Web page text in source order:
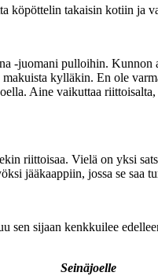
takaisin kotiin ja
-juomani pulloihin. Kunnon
kylläkin. En ole
Aine vaikuttaa
riittoisaa. Vielä on yksi
jääkaappiin, jossa se saa
sen sijaan kenkkuilee
Seinäjoelle